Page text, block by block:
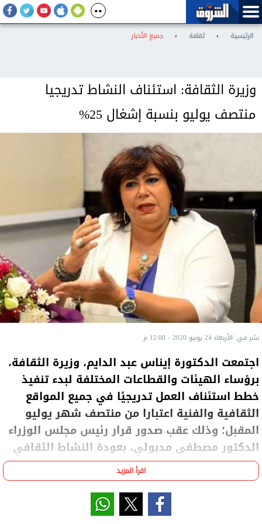
الرئيسية › ثقافة › جميع الأخبار
وزيرة الثقافة: استئناف النشاط تدريجيا
منتصف يوليو بنسبة إشغال 25%
نشر في: الأربعاء 24 يونيو 2020 - 12:00 م
اجتمعت الدكتورة إيناس عبد الدايم، وزيرة الثقافة،
برؤساء الهيئات والقطاعات المختلفة لبدء تنفيذ
خطط استئناف العمل تدريجيًا في جميع المواقع
الثقافية والفنية اعتبارا من منتصف شهر يوليو
المقبل؛ وذلك عقب صدور قرار رئيس مجلس الوزراء
الدكتور مصطفى مدبولي، بعودة النشاط الثقافي
والفني.
وقالت عبد الدايم، إن عودة الفعاليات الثقافية والفنية
اقرأ المزيد